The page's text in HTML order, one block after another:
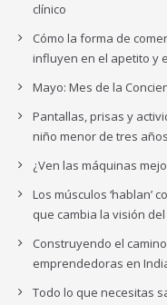
clínico
Cómo la forma de
influyen en el apetito y
Mayo: Mes de la
Pantallas, prisas y
niño menor de tres años
¿Ven las máquinas
Los músculos ‘hablan’
que cambia la visión
Construyendo el
emprendedoras en
Todo lo que necesitas